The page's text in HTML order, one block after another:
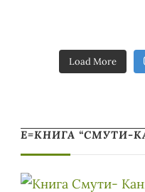
Load More
Е=КНИГА “СМУТИ-